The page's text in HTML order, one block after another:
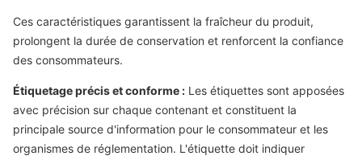
Ces caractéristiques garantissent la fraîcheur du produit,
prolongent la durée de conservation et renforcent la confiance
des consommateurs.
Étiquetage précis et conforme : Les étiquettes sont apposées
avec précision sur chaque contenant et constituent la
principale source d'information pour le consommateur et les
organismes de réglementation. L'étiquette doit indiquer